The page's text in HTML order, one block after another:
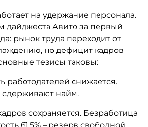
на удержание персонала.
дайджеста Авито за первый
рынок труда переходит от
но дефицит кадров
тезисы таковы:
работодателей снижается.
найм.
сохраняется. Безработица
61,5% – резерв свободной